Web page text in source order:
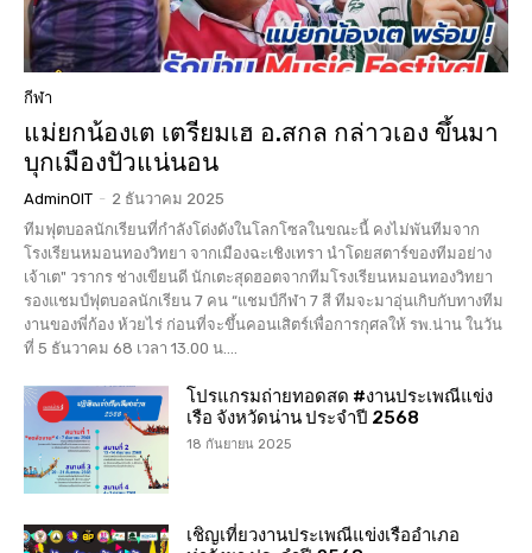
กีฬา
แม่ยกน้องเต เตรียมเฮ อ.สกล กล่าวเอง ขึ้นมา
บุกเมืองปัวแน่นอน
AdminOIT - 2 ธันวาคม 2025
ทีมฟุตบอลนักเรียนที่กำลังโด่งดังในโลกโซลในขณะนี้ คงไม่พันทีมจาก
โรงเรียนหมอนทองวิทยา จากเมืองฉะเชิงเทรา นำโดยสตาร์ของทีมอย่าง
เจ้าเต" วรากร ช่างเขียนดี นักเตะสุดฮอตจากทีมโรงเรียนหมอนทองวิทยา
รองแชมป์ฟุตบอลนักเรียน 7 คน “แชมป์กีฬา 7 สี ทีมจะมาอุ่นเกิบกับทางทีม
งานของพี่ก้อง ห้วยไร่ ก่อนที่จะขึ้นคอนเสิตร์เพื่อการกุศลให้ รพ.น่าน ในวัน
ที่ 5 ธันวาคม 68 เวลา 13.00 น....
โปรแกรมถ่ายทอดสด #งานประเพณีแข่ง
เรือ จังหวัดน่าน ประจำปี 2568
18 กันยายน 2025
เชิญเที่ยวงานประเพณีแข่งเรืออำเภอ